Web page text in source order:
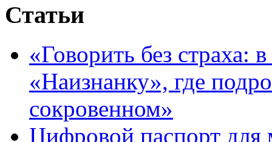
Статьи
«Говорить без страха:
«Наизнанку», где
сокровенном»
Цифровой паспорт для